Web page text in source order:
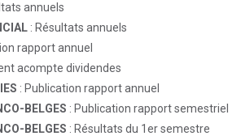
annuels
: Résultats annuels
rapport annuel
acompte dividendes
: Publication rapport annuel
BELGES : Publication rapport semestriel
BELGES : Résultats du 1er semestre